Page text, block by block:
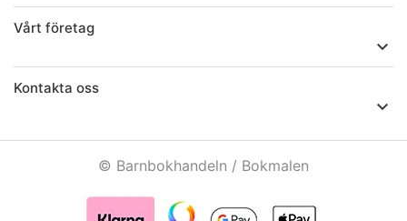
Vårt företag

Kontakta oss

© Barnbokhandeln / Bokmalen